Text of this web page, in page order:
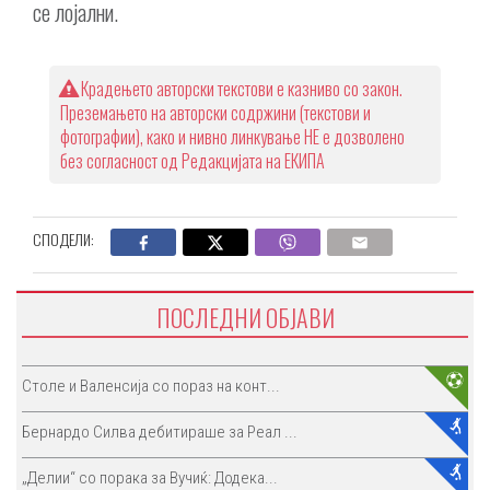
се лојални.
Крадењето авторски текстови е казниво со закон.
Преземањето на авторски содржини (текстови и
фотографии), како и нивно линкување НЕ е дозволено
без согласност од Редакцијата на ЕКИПА
СПОДЕЛИ:
ПОСЛЕДНИ ОБЈАВИ
Столе и Валенсија со пораз на конт...
Бернардо Силва дебитираше за Реал ...
„Делии“ со порака за Вучиќ: Додека...